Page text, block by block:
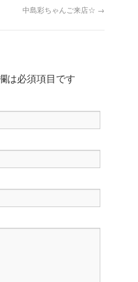
中島彩ちゃんご来店☆ →
は必須項目です